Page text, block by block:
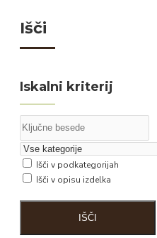
Išči
Iskalni kriterij
Išči v podkategorijah
Išči v opisu izdelka
IŠČI